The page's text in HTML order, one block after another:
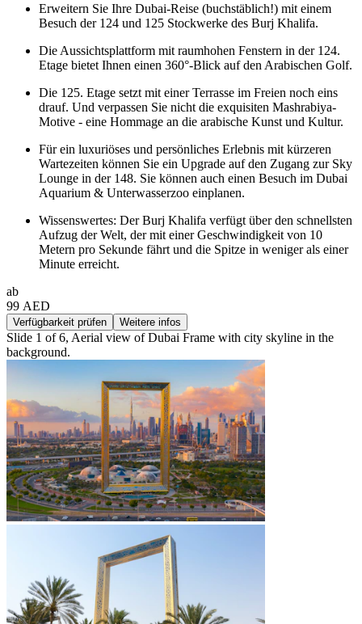
Erweitern Sie Ihre Dubai-Reise (buchstäblich!) mit einem
Besuch der 124 und 125 Stockwerke des Burj Khalifa.
Die Aussichtsplattform mit raumhohen Fenstern in der 124.
Etage bietet Ihnen einen 360°-Blick auf den Arabischen Golf.
Die 125. Etage setzt mit einer Terrasse im Freien noch eins
drauf. Und verpassen Sie nicht die exquisiten Mashrabiya-
Motive - eine Hommage an die arabische Kunst und Kultur.
Für ein luxuriöses und persönliches Erlebnis mit kürzeren
Wartezeiten können Sie ein Upgrade auf den Zugang zur Sky
Lounge in der 148. Sie können auch einen Besuch im Dubai
Aquarium & Unterwasserzoo einplanen.
Wissenswertes: Der Burj Khalifa verfügt über den schnellsten
Aufzug der Welt, der mit einer Geschwindigkeit von 10
Metern pro Sekunde fährt und die Spitze in weniger als einer
Minute erreicht.
ab
99 AED
Verfügbarkeit prüfen Weitere infos
Slide 1 of 6, Aerial view of Dubai Frame with city skyline in the
background.